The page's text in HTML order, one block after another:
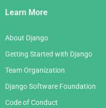
Links
Learn More
About Django
Getting Started with Django
Team Organization
Django Software Foundation
Code of Conduct